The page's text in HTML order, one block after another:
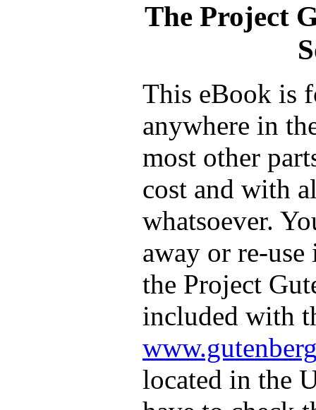
The Project
This eBook is
anywhere in
most other
cost and with
whatsoever.
away or re-
the Project
included with
located in the